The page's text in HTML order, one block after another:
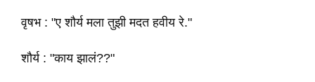
वृषभ : "ए शौर्य मला तुझी मदत हवीय रे."
शौर्य : "काय झालं??"